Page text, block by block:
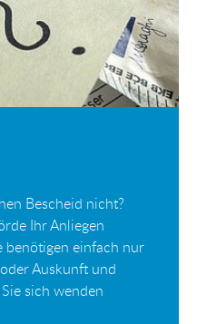
Bescheid nicht?
Ihr Anliegen
benötigen einfach nur
Auskunft und
sich wenden